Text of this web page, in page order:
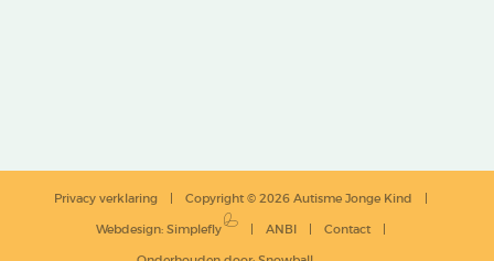
Copyright © 2026 Autisme Jonge Kind
Privacy verklaring
Contact
ANBI
Webdesign: Simplefly